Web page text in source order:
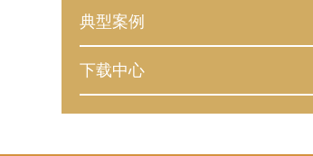
典型案例
下载中心